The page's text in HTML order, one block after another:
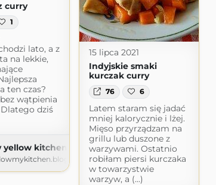
curry
1
lato, a z
na lekkie,
ten czas?
wątpienia
dziś
yellow kitchen
15 lipca 2021
Indyjskie smaki
kurczak curry
76 6
Latem staram się jadać
mniej kalorycznie i lżej.
Mięso przyrządzam na
grillu lub duszone z
warzywami. Ostatnio
robiłam piersi kurczaka
w towarzystwie
warzyw, a (...)